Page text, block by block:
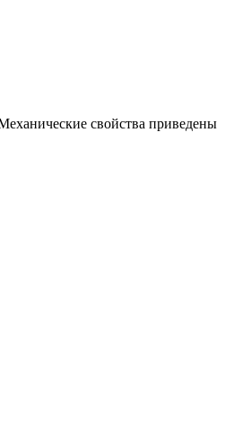
свойства приведены